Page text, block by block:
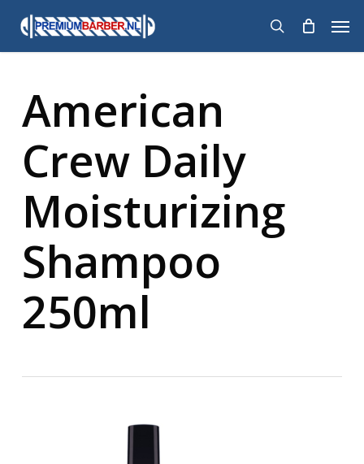
main
search
American
Crew Daily
Moisturizing
Shampoo
250ml